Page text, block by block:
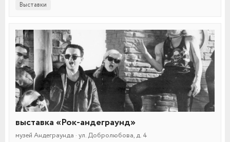
Выставки
выставка «Рок-андеграунд»
музей Андеграунда · ул. Добролюбова, д. 4